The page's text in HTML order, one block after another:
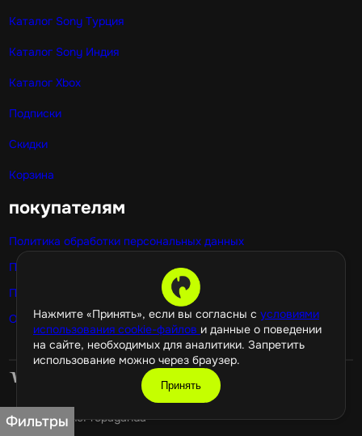
Нажмите «Принять», если вы согласны с условиями
использования cookie-файлов и данные о поведении
на сайте, необходимых для аналитики. Запретить
использование можно через браузер.
Принять
Фильтры
Каталог Sony Турция
Каталог Sony Индия
Каталог Xbox
Подписки
Скидки
Корзина
покупателям
Политика обработки персональных данных
Публичная оферта
Политика использования cookie
Оптовые покупки
©️ 2026 GamePropaganda